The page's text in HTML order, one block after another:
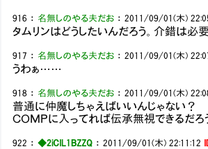
916 ： 名無しのやる夫だお ：2011/09/01(木)
タムリンはどうしたいんだろう。介錯は必
917 ： 名無しのやる夫だお ：2011/09/01(木)
うわぁ……
918 ： 名無しのやる夫だお ：2011/09/01(木)
普通に仲魔しちゃえばいいんじゃない？
ＣＯＭＰに入ってれば伝承無視できるだろ
922 ：◆2iCIL1BZZQ ：2011/09/01(木) 22:11:12